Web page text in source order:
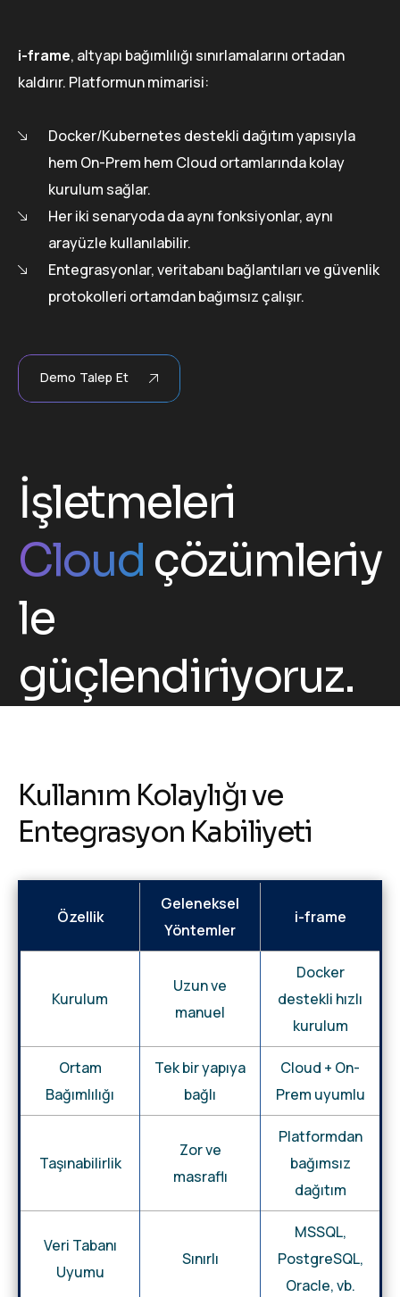
i-frame, altyapı bağımlılığı sınırlamalarını ortadan
kaldırır. Platformun mimarisi:
Docker/Kubernetes destekli dağıtım yapısıyla
hem On-Prem hem Cloud ortamlarında kolay
kurulum sağlar.
Her iki senaryoda da aynı fonksiyonlar, aynı
arayüzle kullanılabilir.
Entegrasyonlar, veritabanı bağlantıları ve güvenlik
protokolleri ortamdan bağımsız çalışır.
Demo Talep Et
İşletmeleri
Cloud çözümleriy
le
güçlendiriyoruz.
Kullanım Kolaylığıve
Entegrasyon Kabiliyeti
Özellik
Geleneksel
Yöntemler
i-frame
Kurulum
Uzun ve
manuel
Docker
destekli hızlı
kurulum
Ortam
Bağımlılığı
Tek bir yapıya
bağlı
Cloud + On-
Prem uyumlu
Taşınabilirlik
Zor ve
masraflı
Platformdan
bağımsız
dağıtım
Veri Tabanı
Uyumu
Sınırlı
MSSQL,
PostgreSQL,
Oracle, vb.